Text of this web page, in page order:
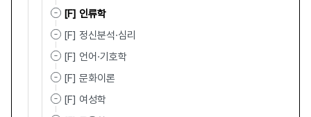
[F] 인류학
[F] 정신분석·심리
[F] 언어·기호학
[F] 문화이론
[F] 여성학